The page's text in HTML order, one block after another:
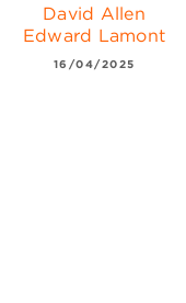
David Allen
Edward Lamont
16/04/2025